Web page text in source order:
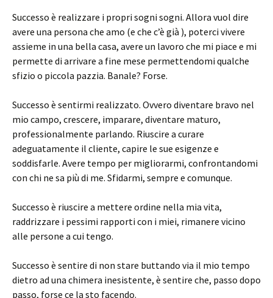
Successo è realizzare i propri sogni sogni. Allora vuol dire
avere una persona che amo (e che c’è già ), poterci vivere
assieme in una bella casa, avere un lavoro che mi piace e mi
permette di arrivare a fine mese permettendomi qualche
sfizio o piccola pazzia. Banale? Forse.
Successo è sentirmi realizzato. Ovvero diventare bravo nel
mio campo, crescere, imparare, diventare maturo,
professionalmente parlando. Riuscire a curare
adeguatamente il cliente, capire le sue esigenze e
soddisfarle. Avere tempo per migliorarmi, confrontandomi
con chi ne sa più di me. Sfidarmi, sempre e comunque.
Successo è riuscire a mettere ordine nella mia vita,
raddrizzare i pessimi rapporti con i miei, rimanere vicino
alle persone a cui tengo.
Successo è sentire di non stare buttando via il mio tempo
dietro ad una chimera inesistente, è sentire che, passo dopo
passo, forse ce la sto facendo.